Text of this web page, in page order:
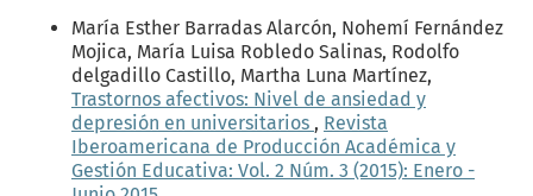
María Esther Barradas Alarcón, Nohemí Fernández
Mojica, María Luisa Robledo Salinas, Rodolfo
delgadillo Castillo, Martha Luna Martínez,
Trastornos afectivos: Nivel de ansiedad y
depresión en universitarios , Revista
Iberoamericana de Producción Académica y
Gestión Educativa: Vol. 2 Núm. 3 (2015): Enero -